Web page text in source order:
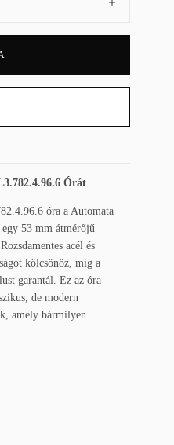
Órát
óra a Automata
53 mm átmérőjű
acél és
kölcsönöz, míg a
garantál. Ez az óra
de modern
amely bármilyen